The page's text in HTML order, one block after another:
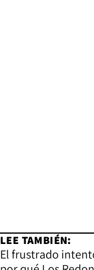
LEE TAMBIÉN:
El frustrado